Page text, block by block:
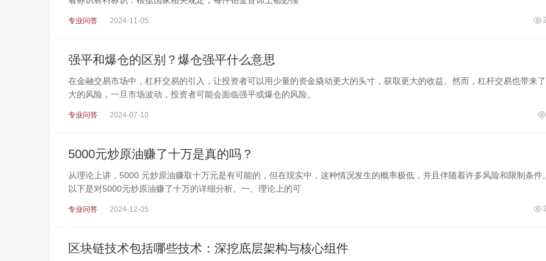
专业问答 2024-11-05
强平和爆仓的区别？爆仓强平什么意思
在金融交易市场中，杠杆交易的引入，让投资者可以用少量的资金撬动更大的头寸，获取更大的收益。然而，杠杆交易也带来
大的风险，一旦市场波动，投资者可能会面临强平或爆仓的风险。
专业问答 2024-07-10
5000元炒原油赚了十万是真的吗？
从理论上讲，5000 元炒原油赚取十万元是有可能的，但在现实中，这种情况发生的概率极低，并且伴随着许多风险和限制条件
以下是对5000元炒原油赚了十万的详细分析。一、理论上的可
专业问答 2024-12-05
区块链技术包括哪些技术：深挖底层架构与核心组件